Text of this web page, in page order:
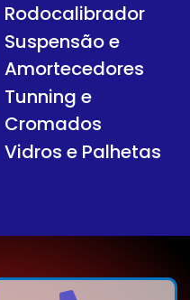
Rodocalibrador
Suspensão e
Amortecedores
Tunning e
Cromados
Vidros e Palhetas